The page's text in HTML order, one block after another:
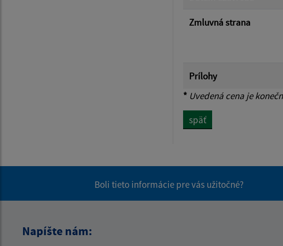
Zmluvná strana
Prílohy
* Uvedená cena je
späť
Boli tieto informácie pre vás užitočné?
Napíšte nám: